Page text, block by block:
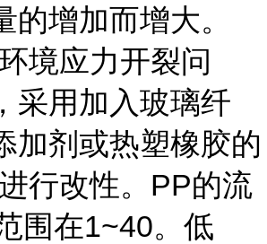
的增加而增大。
境应力开裂问
采用加入玻璃纤
加剂或热塑橡胶的
行改性。PP的流
围在1~40。低